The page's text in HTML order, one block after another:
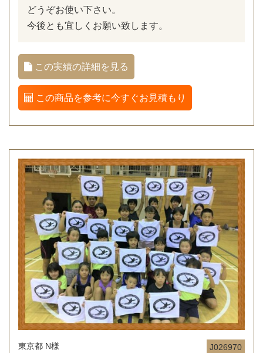
どうぞお使い下さい。
今後とも宜しくお願い致します。
この実績の詳細を見る
この商品を参考に今すぐお見積もり
J026970
東京都 N様